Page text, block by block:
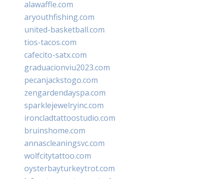
alawaffle.com
aryouthfishing.com
united-basketball.com
tios-tacos.com
cafecito-satx.com
graduacionviu2023.com
pecanjackstogo.com
zengardendayspa.com
sparklejewelryinc.com
ironcladtattoostudio.com
bruinshome.com
annascleaningsvc.com
wolfcitytattoo.com
oysterbayturkeytrot.com